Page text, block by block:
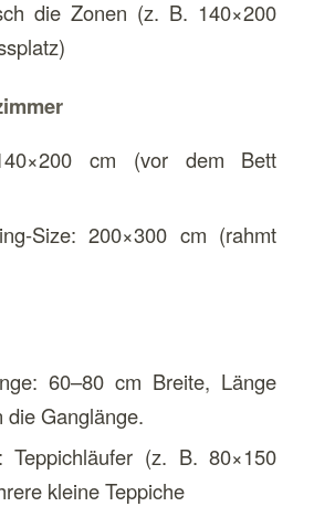
die Zonen (z. B. 140×200
cm (vor dem Bett
Size: 200×300 cm (rahmt
60–80 cm Breite, Länge
die Ganglänge.
Teppichläufer (z. B. 80×150
kleine Teppiche